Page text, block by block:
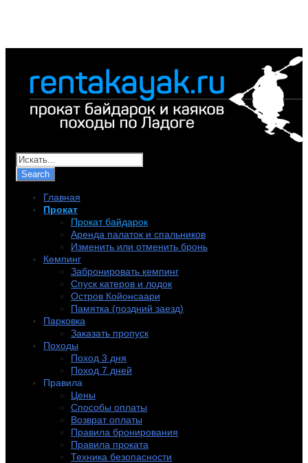
Главная
Прокат
Прокат байдарок
Аренда палаток и спальников
Изменить или отменить бронь
Кемпинг
Забронировать кемпинг
Спуск катеров и лодок
Остров Койонсаари
Памятка (поздний заезд)
Парковка
Заказать пропуск
Походы
Поход 3 дня
Поход 7 дней
Правила
Цены
Способы оплаты
Возврат оплаты
Правила бронирования
Правила проката
Техника безопасности